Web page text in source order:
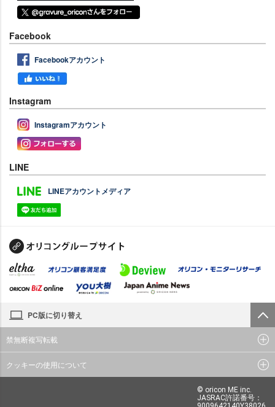
Facebook
Facebookアカウント
Instagram
Instagramアカウント
LINE
LINEアカウントメディア
PC版に切り替え
禁無断複写転載
クッキーの使用について
© oricon ME inc.
JASRAC許諾番号：